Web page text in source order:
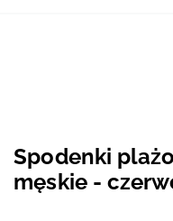
Spodenki
męskie -